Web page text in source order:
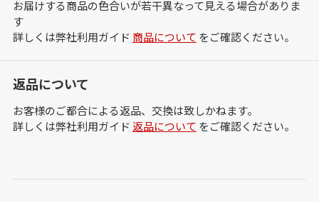
お届けする商品の色合いが若干異なって見える場合がありま
す
詳しくは弊社利用ガイド 商品について をご確認ください。
返品について
お客様のご都合による返品、交換は致しかねます。
詳しくは弊社利用ガイド 返品について をご確認ください。